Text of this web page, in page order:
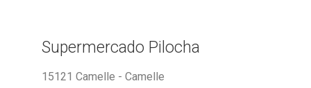
Supermercado Pilocha
15121 Camelle - Camelle